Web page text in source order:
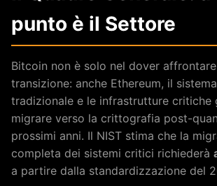
punto è il Settore
Bitcoin non è solo nel dover
transizione: anche Ethereum, il
tradizionale e le infrastrutture critiche
migrare verso la crittografia post-
prossimi anni. Il NIST stima che la
completa dei sistemi critici richiederà
a partire dalla standardizzazione del